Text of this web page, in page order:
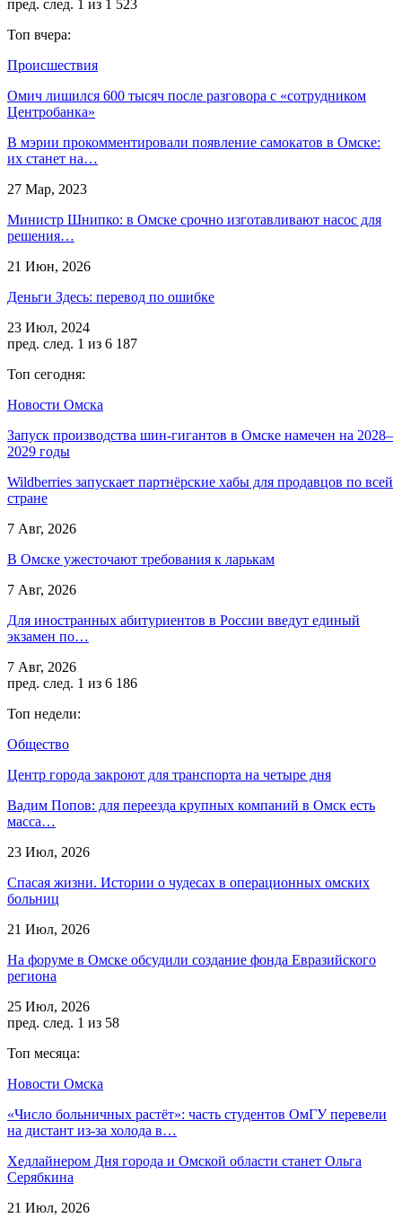
пред. след. 1 из 1 523
Топ вчера:
Происшествия
Омич лишился 600 тысяч после разговора с «сотрудником
Центробанка»
В мэрии прокомментировали появление самокатов в Омске:
их станет на…
27 Мар, 2023
Министр Шнипко: в Омске срочно изготавливают насос для
решения…
21 Июн, 2026
Деньги Здесь: перевод по ошибке
23 Июл, 2024
пред. след. 1 из 6 187
Топ сегодня:
Новости Омска
Запуск производства шин-гигантов в Омске намечен на 2028–
2029 годы
Wildberries запускает партнёрские хабы для продавцов по всей
стране
7 Авг, 2026
В Омске ужесточают требования к ларькам
7 Авг, 2026
Для иностранных абитуриентов в России введут единый
экзамен по…
7 Авг, 2026
пред. след. 1 из 6 186
Топ недели:
Общество
Центр города закроют для транспорта на четыре дня
Вадим Попов: для переезда крупных компаний в Омск есть
масса…
23 Июл, 2026
Спасая жизни. Истории о чудесах в операционных омских
больниц
21 Июл, 2026
На форуме в Омске обсудили создание фонда Евразийского
региона
25 Июл, 2026
пред. след. 1 из 58
Топ месяца:
Новости Омска
«Число больничных растёт»: часть студентов ОмГУ перевели
на дистант из-за холода в…
Хедлайнером Дня города и Омской области станет Ольга
Серябкина
21 Июл, 2026